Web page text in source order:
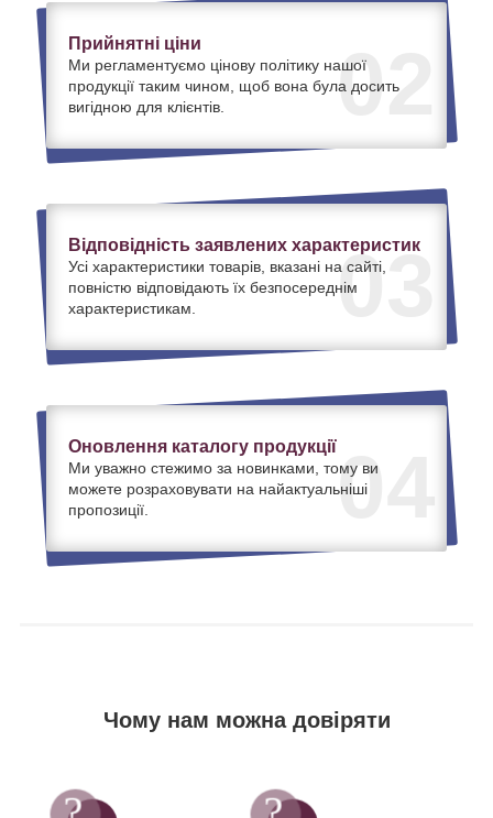
02
Прийнятні ціни
Ми регламентуємо цінову політику нашої
продукції таким чином, щоб вона була досить
вигідною для клієнтів.
03
Відповідність заявлених характеристик
Усі характеристики товарів, вказані на сайті,
повністю відповідають їх безпосереднім
характеристикам.
04
Оновлення каталогу продукції
Ми уважно стежимо за новинками, тому ви
можете розраховувати на найактуальніші
пропозиції.
Чому нам можна довіряти